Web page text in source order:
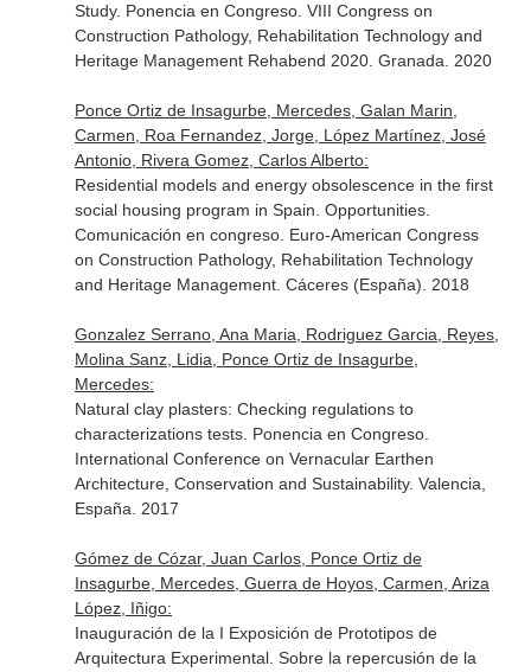
Study. Ponencia en Congreso. VIII Congress on
Construction Pathology, Rehabilitation Technology and
Heritage Management Rehabend 2020. Granada. 2020
Ponce Ortiz de Insagurbe, Mercedes, Galan Marin,
Carmen, Roa Fernandez, Jorge, López Martínez, José
Antonio, Rivera Gomez, Carlos Alberto:
Residential models and energy obsolescence in the first
social housing program in Spain. Opportunities.
Comunicación en congreso. Euro-American Congress
on Construction Pathology, Rehabilitation Technology
and Heritage Management. Cáceres (España). 2018
Gonzalez Serrano, Ana Maria, Rodriguez Garcia, Reyes,
Molina Sanz, Lidia, Ponce Ortiz de Insagurbe,
Mercedes:
Natural clay plasters: Checking regulations to
characterizations tests. Ponencia en Congreso.
International Conference on Vernacular Earthen
Architecture, Conservation and Sustainability. Valencia,
España. 2017
Gómez de Cózar, Juan Carlos, Ponce Ortiz de
Insagurbe, Mercedes, Guerra de Hoyos, Carmen, Ariza
López, Iñigo:
Inauguración de la I Exposición de Prototipos de
Arquitectura Experimental. Sobre la repercusión de la